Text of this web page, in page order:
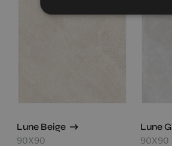
Lune Beige
90X90
Lune
90X90